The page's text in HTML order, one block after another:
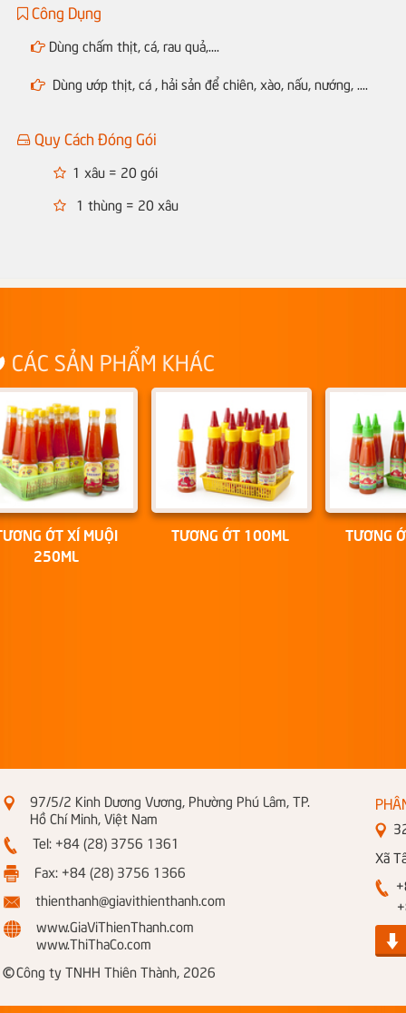
Công Dụng
Dùng chấm thịt, cá, rau quả,....
Dùng ướp thịt, cá , hải sản để chiên, xào, nấu, nướng, ....
Quy Cách Đóng Gói
1 xâu = 20 gói
1 thùng = 20 xâu
CÁC SẢN PHẨM KHÁC
ỚT XÍ MUỘI
250ML
TƯƠNG ỚT 100ML TƯƠNG
97/5/2 Kinh Dương Vương, Phường Phú Lâm, TP.
Hồ Chí Minh, Việt Nam
Tel: +84 (28) 3756 1361
Fax: +84 (28) 3756 1366
thienthanh@giavithienthanh.com
www.GiaViThienThanh.com
www.ThiThaCo.com
©
Công ty TNHH Thiên Thành, 2026
Xã